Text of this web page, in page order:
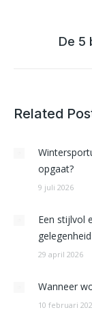
De 5
Related
opgaat?
9 juli 2026
Een stijlvol
gelegenheid
29 april 2026
Wanneer
10 februari